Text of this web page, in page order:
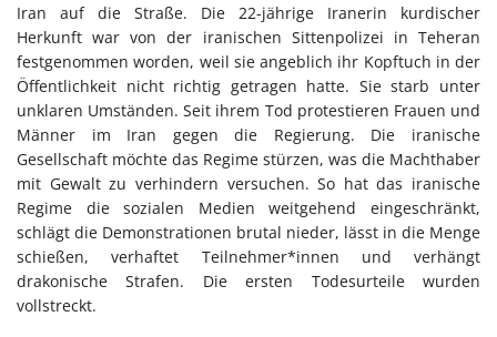
Iran auf die Straße. Die 22-jährige Iranerin kurdischer
Herkunft war von der iranischen Sittenpolizei in Teheran
festgenommen worden, weil sie angeblich ihr Kopftuch in der
Öffentlichkeit nicht richtig getragen hatte. Sie starb unter
unklaren Umständen. Seit ihrem Tod protestieren Frauen und
Männer im Iran gegen die Regierung. Die iranische
Gesellschaft möchte das Regime stürzen, was die Machthaber
mit Gewalt zu verhindern versuchen. So hat das iranische
Regime die sozialen Medien weitgehend eingeschränkt,
schlägt die Demonstrationen brutal nieder, lässt in die Menge
schießen, verhaftet Teilnehmer*innen und verhängt
drakonische Strafen. Die ersten Todesurteile wurden
vollstreckt.